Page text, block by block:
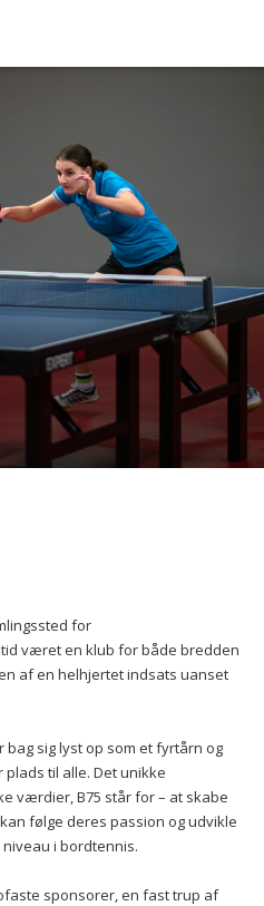
for
været en klub for både bredden
af en helhjertet indsats uanset
sig lyst op som et fyrtårn og
til alle. Det unikke
værdier, B75 står for – at skabe
følge deres passion og udvikle
i bordtennis.
sponsorer, en fast trup af